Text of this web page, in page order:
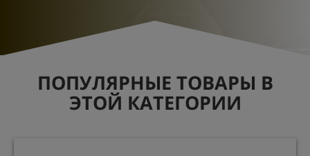
ПОПУЛЯРНЫЕ ТОВАРЫ В
ЭТОЙ КАТЕГОРИИ